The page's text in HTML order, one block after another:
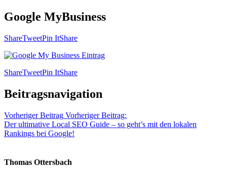
Google MyBusiness
ShareTweetPin ItShare
ShareTweetPin ItShare
Beitragsnavigation
Vorheriger Beitrag Vorheriger Beitrag:
Der ultimative Local SEO Guide – so geht’s mit den lokalen
Rankings bei Google!
Thomas Ottersbach